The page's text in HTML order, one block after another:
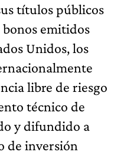
títulos públicos
emitidos
Unidos, los
libre de riesgo
técnico de
y difundido a
de inversión